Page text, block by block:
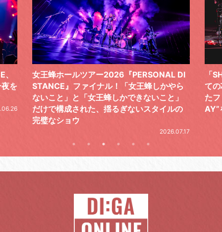
ら
の
「SHISHAMOでした!!!」ロックバンドとし
ての芯を貫き通し、笑顔と感謝で泳ぎ切っ
たファイナルライブ、DAY2“GOODBYE D
AY”をレポート
気
レ